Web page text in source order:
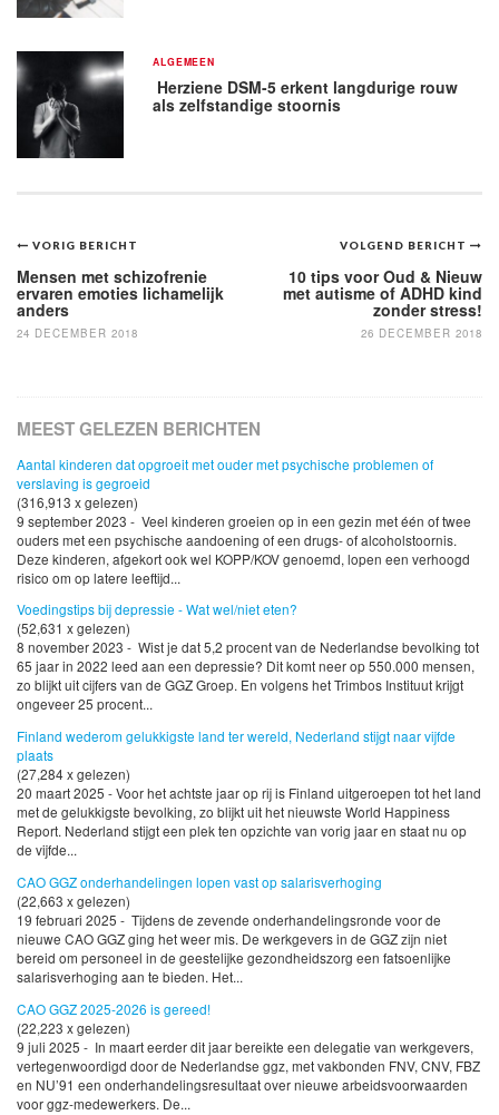
ALGEMEEN
Herziene DSM-5 erkent langdurige rouw
als zelfstandige stoornis
Bericht
navigatie
VOLGEND BERICHT
10 tips voor Oud & Nieuw
met autisme of ADHD kind
zonder stress!
26 DECEMBER 2018
VORIG BERICHT
Mensen met schizofrenie
ervaren emoties lichamelijk
anders
24 DECEMBER 2018
MEEST GELEZEN BERICHTEN
Aantal kinderen dat opgroeit met ouder met psychische problemen of
verslaving is gegroeid
(316,913 x gelezen)
9 september 2023 - Veel kinderen groeien op in een gezin met één of twee
ouders met een psychische aandoening of een drugs- of alcoholstoornis.
Deze kinderen, afgekort ook wel KOPP/KOV genoemd, lopen een verhoogd
risico om op latere leeftijd...
Voedingstips bij depressie - Wat wel/niet eten?
(52,631 x gelezen)
8 november 2023 - Wist je dat 5,2 procent van de Nederlandse bevolking tot
65 jaar in 2022 leed aan een depressie? Dit komt neer op 550.000 mensen,
zo blijkt uit cijfers van de GGZ Groep. En volgens het Trimbos Instituut krijgt
ongeveer 25 procent...
Finland wederom gelukkigste land ter wereld, Nederland stijgt naar vijfde
plaats
(27,284 x gelezen)
20 maart 2025 - Voor het achtste jaar op rij is Finland uitgeroepen tot het land
met de gelukkigste bevolking, zo blijkt uit het nieuwste World Happiness
Report. Nederland stijgt een plek ten opzichte van vorig jaar en staat nu op
de vijfde...
CAO GGZ onderhandelingen lopen vast op salarisverhoging
(22,663 x gelezen)
19 februari 2025 - Tijdens de zevende onderhandelingsronde voor de
nieuwe CAO GGZ ging het weer mis. De werkgevers in de GGZ zijn niet
bereid om personeel in de geestelijke gezondheidszorg een fatsoenlijke
salarisverhoging aan te bieden. Het...
CAO GGZ 2025-2026 is gereed!
(22,223 x gelezen)
9 juli 2025 - In maart eerder dit jaar bereikte een delegatie van werkgevers,
vertegenwoordigd door de Nederlandse ggz, met vakbonden FNV, CNV, FBZ
en NU’91 een onderhandelingsresultaat over nieuwe arbeidsvoorwaarden
voor ggz-medewerkers. De...